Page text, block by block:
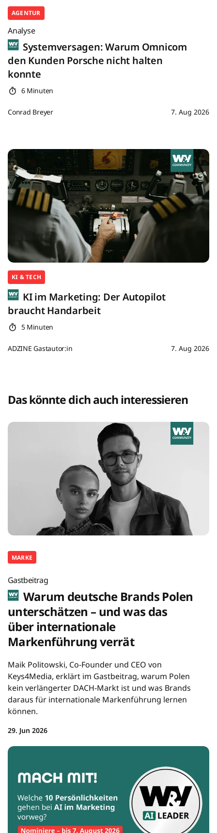
AGENTUR
Analyse
Systemversagen: Warum Omnicom
den Kunden Porsche nicht halten
konnte
6 Minuten
Conrad Breyer 7. Aug 2026
KI & TECH
KI im Marketing: Der Autopilot
braucht Handarbeit
5 Minuten
ADZINE Gastautor:in 7. Aug 2026
Das könnte dich auch interessieren
MARKE
Gastbeitrag
Warum deutsche Brands Polen
unterschätzen – und was das
über internationale
Markenführung verrät
Maik Politowski, Co-Founder und CEO von
Keys4Media, erklärt im Gastbeitrag, warum Polen
kein verlängerter DACH-Markt ist und was Brands
daraus für internationale Markenführung lernen
können.
29. Jun 2026